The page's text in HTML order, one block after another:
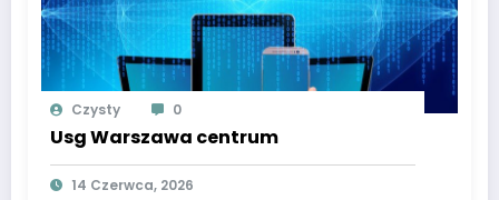
Czysty 0
Usg Warszawa centrum
14 Czerwca, 2026